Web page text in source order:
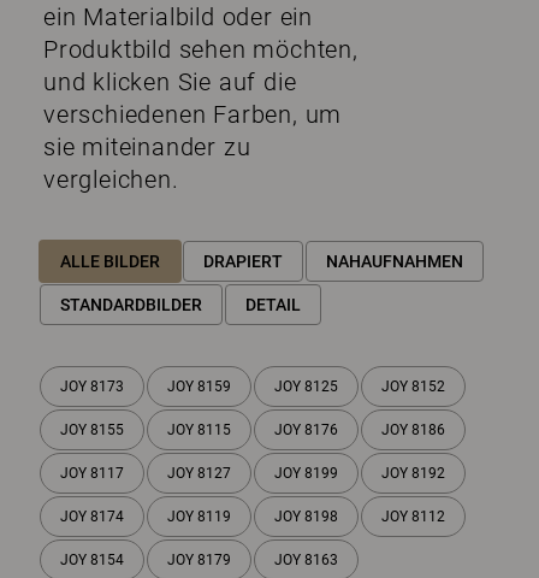
ein Materialbild oder ein
Produktbild sehen möchten,
und klicken Sie auf die
verschiedenen Farben, um
sie miteinander zu
vergleichen.
ALLE BILDER DRAPIERT NAHAUFNAHMEN
STANDARDBILDER DETAIL
JOY 8173 JOY 8159 JOY 8125 JOY 8152
JOY 8155 JOY 8115 JOY 8176 JOY 8186
JOY 8117 JOY 8127 JOY 8199 JOY 8192
JOY 8174 JOY 8119 JOY 8198 JOY 8112
JOY 8154 JOY 8179 JOY 8163